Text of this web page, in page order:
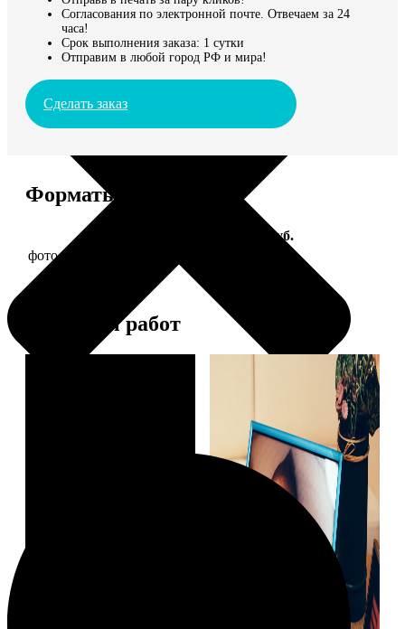
Согласования по электронной почте. Отвечаем за 24
часа!
Срок выполнения заказа: 1 сутки
Отправим в любой город РФ и мира!
Сделать заказ
Форматы и цены
Цена, руб.
фото 15х20 в деревянной рамке
Примеры работ